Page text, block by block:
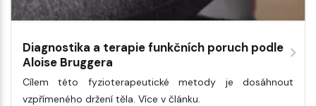
Diagnostika a terapie funkčních poruch podle
Aloise Bruggera
Cílem této fyzioterapeutické metody je dosáhnout
vzpřímeného držení těla. Více v článku.